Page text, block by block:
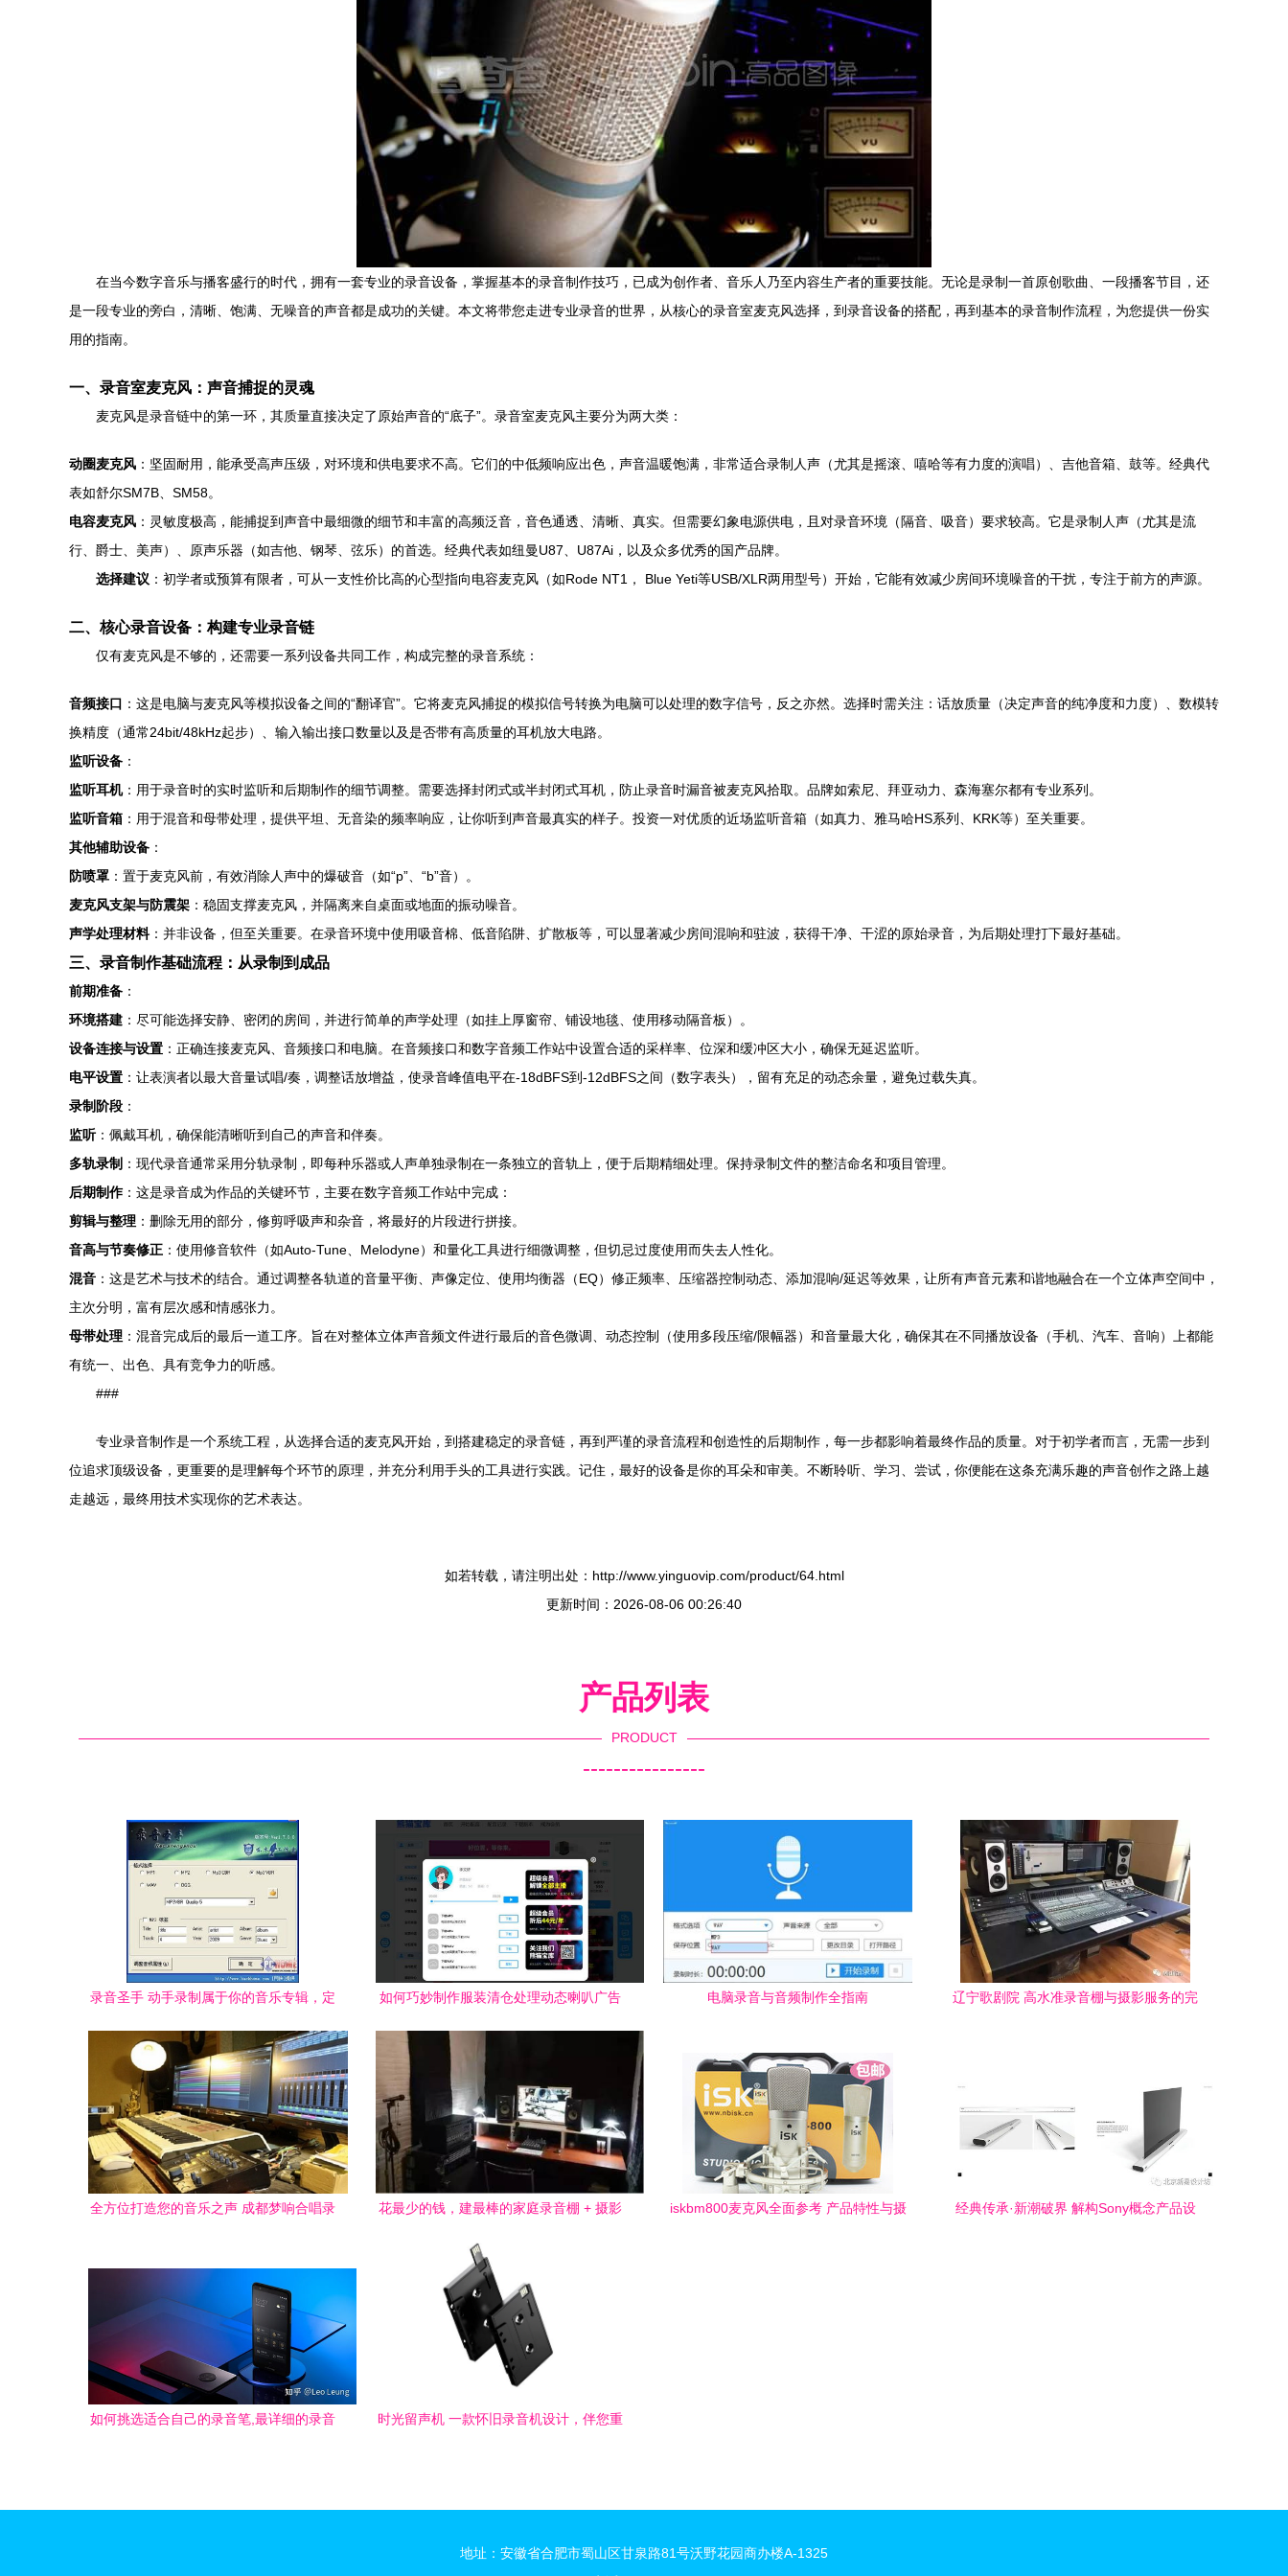
在当今数字音乐与播客盛行的时代，拥有一套专业的录音设备，掌握基本的录音制作技巧，已成为创作者、音乐人乃至内容生产者的重要技能。无论是录制一首原创歌曲、一段播客节目，还
是一段专业的旁白，清晰、饱满、无噪音的声音都是成功的关键。本文将带您走进专业录音的世界，从核心的录音室麦克风选择，到录音设备的搭配，再到基本的录音制作流程，为您提供一份实
用的指南。
一、录音室麦克风：声音捕捉的灵魂
麦克风是录音链中的第一环，其质量直接决定了原始声音的“底子”。录音室麦克风主要分为两大类：
动圈麦克风 ：坚固耐用，能承受高声压级，对环境和供电要求不高。它们的中低频响应出色，声音温暖饱满，非常适合录制人声（尤其是摇滚、嘻哈等有力度的演唱）、吉他音箱、鼓等。经典代
表如舒尔SM7B、SM58。
电容麦克风 ：灵敏度极高，能捕捉到声音中最细微的细节和丰富的高频泛音，音色通透、清晰、真实。但需要幻象电源供电，且对录音环境（隔音、吸音）要求较高。它是录制人声（尤其是流
行、爵士、美声）、原声乐器（如吉他、钢琴、弦乐）的首选。经典代表如纽曼U87、U87Ai，以及众多优秀的国产品牌。
选择建议 ：初学者或预算有限者，可从一支性价比高的心型指向电容麦克风（如Rode NT1， Blue Yeti等USB/XLR两用型号）开始，它能有效减少房间环境噪音的干扰，专注于前方的声源。
二、核心录音设备：构建专业录音链
仅有麦克风是不够的，还需要一系列设备共同工作，构成完整的录音系统：
音频接口 ：这是电脑与麦克风等模拟设备之间的“翻译官”。它将麦克风捕捉的模拟信号转换为电脑可以处理的数字信号，反之亦然。选择时需关注：话放质量（决定声音的纯净度和力度）、数模转
换精度（通常24bit/48kHz起步）、输入输出接口数量以及是否带有高质量的耳机放大电路。
监听设备 ：
监听耳机：用于录音时的实时监听和后期制作的细节调整。需要选择封闭式或半封闭式耳机，防止录音时漏音被麦克风拾取。品牌如索尼、拜亚动力、森海塞尔都有专业系列。
监听音箱 ：用于混音和母带处理，提供平坦、无音染的频率响应，让你听到声音最真实的样子。投资一对优质的近场监听音箱（如真力、雅马哈HS系列、KRK等）至关重要。
其他辅助设备 ：
防喷罩 ：置于麦克风前，有效消除人声中的爆破音（如“p”、“b”音）。
麦克风支架与防震架 ：稳固支撑麦克风，并隔离来自桌面或地面的振动噪音。
声学处理材料：并非设备，但至关重要。在录音环境中使用吸音棉、低音陷阱、扩散板等，可以显著减少房间混响和驻波，获得干净、干涩的原始录音，为后期处理打下最好基础。
三、录音制作基础流程：从录制到成品
前期准备 ：
环境搭建 ：尽可能选择安静、密闭的房间，并进行简单的声学处理（如挂上厚窗帘、铺设地毯、使用移动隔音板）。
设备连接与设置 ：正确连接麦克风、音频接口和电脑。在音频接口和数字音频工作站中设置合适的采样率、位深和缓冲区大小，确保无延迟监听。
电平设置 ：让表演者以最大音量试唱/奏，调整话放增益，使录音峰值电平在-18dBFS到-12dBFS之间（数字表头），留有充足的动态余量，避免过载失真。
录制阶段 ：
监听：佩戴耳机，确保能清晰听到自己的声音和伴奏。
多轨录制 ：现代录音通常采用分轨录制，即每种乐器或人声单独录制在一条独立的音轨上，便于后期精细处理。保持录制文件的整洁命名和项目管理。
后期制作：这是录音成为作品的关键环节，主要在数字音频工作站中完成：
剪辑与整理 ：删除无用的部分，修剪呼吸声和杂音，将最好的片段进行拼接。
音高与节奏修正 ：使用修音软件（如Auto-Tune、Melodyne）和量化工具进行细微调整，但切忌过度使用而失去人性化。
混音 ：这是艺术与技术的结合。通过调整各轨道的音量平衡、声像定位、使用均衡器（EQ）修正频率、压缩器控制动态、添加混响/延迟等效果，让所有声音元素和谐地融合在一个立体声空间中，
主次分明，富有层次感和情感张力。
母带处理 ：混音完成后的最后一道工序。旨在对整体立体声音频文件进行最后的音色微调、动态控制（使用多段压缩/限幅器）和音量最大化，确保其在不同播放设备（手机、汽车、音响）上都能
有统一、出色、具有竞争力的听感。
###
专业录音制作是一个系统工程，从选择合适的麦克风开始，到搭建稳定的录音链，再到严谨的录音流程和创造性的后期制作，每一步都影响着最终作品的质量。对于初学者而言，无需一步到
位追求顶级设备，更重要的是理解每个环节的原理，并充分利用手头的工具进行实践。记住，最好的设备是你的耳朵和审美。不断聆听、学习、尝试，你便能在这条充满乐趣的声音创作之路上越
走越远，最终用技术实现你的艺术表达。
如若转载，请注明出处：http://www.yinguovip.com/product/64.html
更新时间：2026-08-06 00:26:40
产品列表
PRODUCT
----------------
录音圣手 动手录制属于你的音乐专辑，定
如何巧妙制作服装清仓处理动态喇叭广告
电脑录音与音频制作全指南
辽宁歌剧院 高水准录音棚与摄影服务的完
全方位打造您的音乐之声 成都梦响合唱录
花最少的钱，建最棒的家庭录音棚 + 摄影
iskbm800麦克风全面参考 产品特性与摄
经典传承·新潮破界 解构Sony概念产品设
如何挑选适合自己的录音笔,最详细的录音
时光留声机 一款怀旧录音机设计，伴您重
地址：安徽省合肥市蜀山区甘泉路81号沃野花园商办楼A-1325